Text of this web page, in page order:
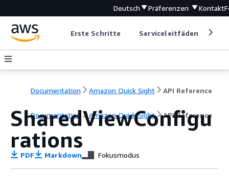
Deutsch Präferenzen Kontakt
Erste Schritte Serviceleitfäden
Documentation Amazon Quick Sight API Reference
Documentation Amazon Quick Sight API Reference
SharedViewConfigu
rations
PDF Markdown Fokusmodus